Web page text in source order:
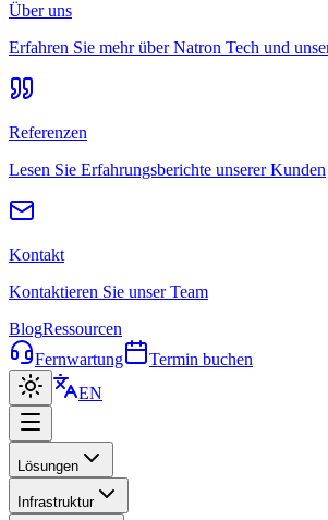
Über uns
Erfahren Sie mehr über Natron Tech und
Referenzen
Lesen Sie Erfahrungsberichte unserer Kunden
Kontakt
Kontaktieren Sie unser Team
BlogRessourcen
Fernwartung
Termin buchen
EN
Lösungen
Infrastruktur